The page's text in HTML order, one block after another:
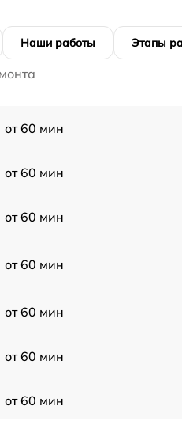
Наши работы Этапы
от 60 мин
от 60 мин
от 60 мин
от 60 мин
от 60 мин
от 60 мин
от 60 мин